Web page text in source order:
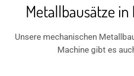
Metallbausätze in
Unsere mechanischen
Machine gibt es